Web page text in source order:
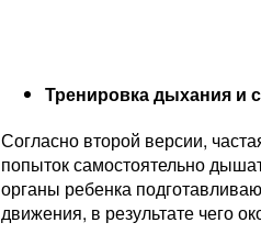
Тренировка дыхания и
Согласно второй версии,
попыток самостоятельно
органы ребенка
движения, в результате чего